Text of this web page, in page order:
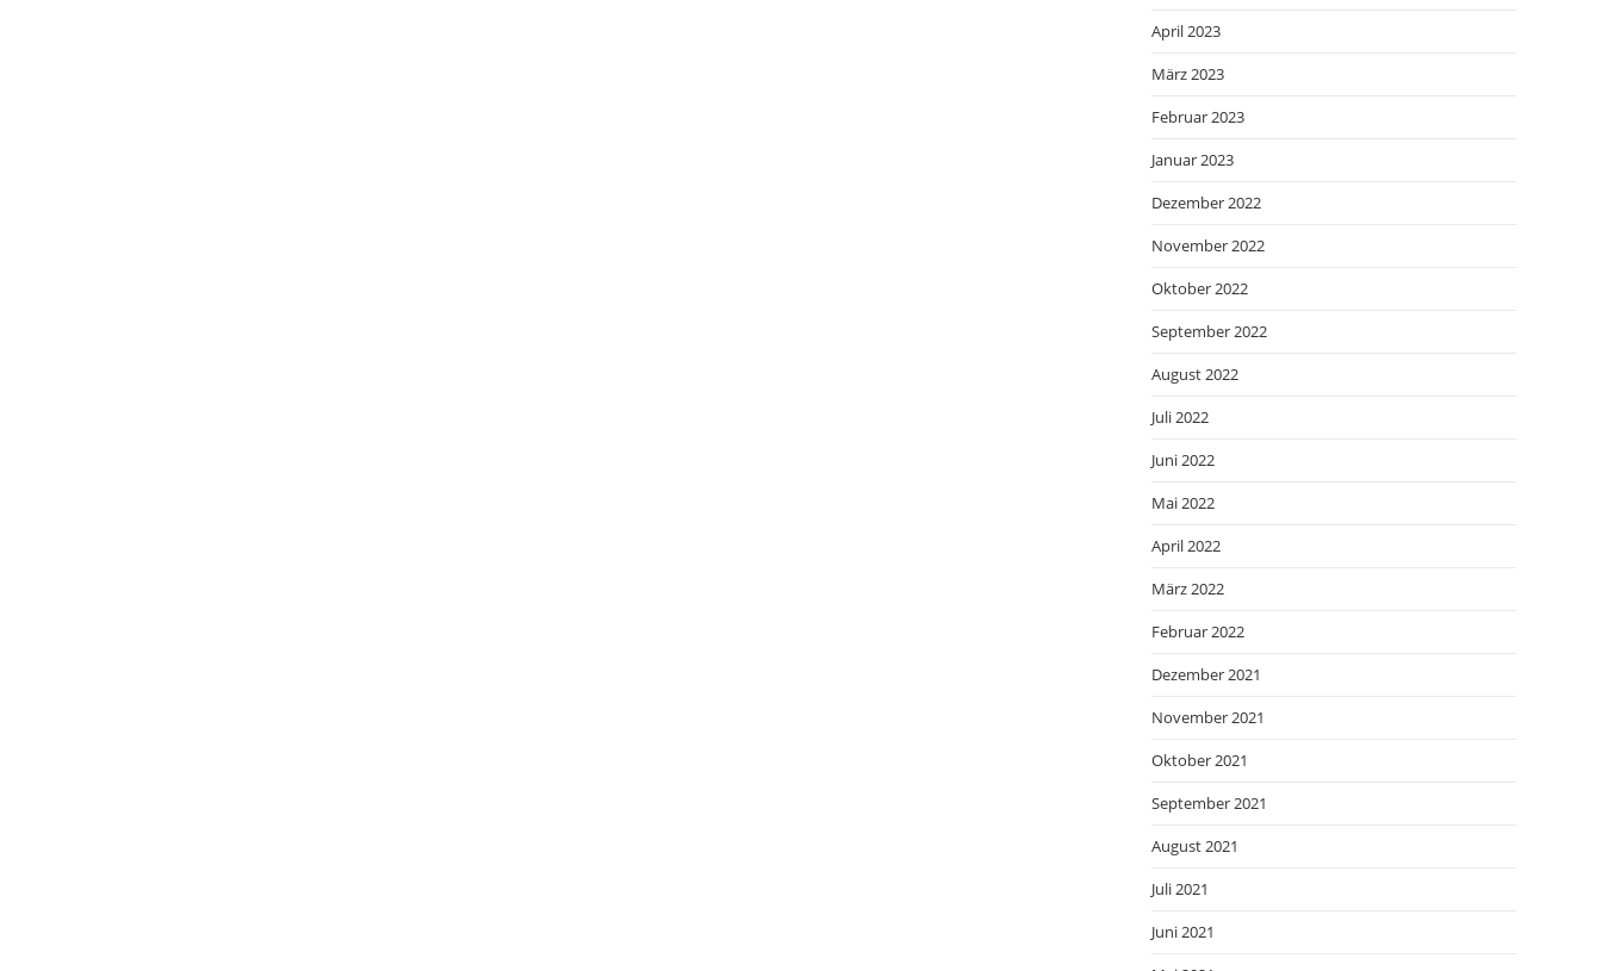
April 2023
März 2023
Februar 2023
Januar 2023
Dezember 2022
November 2022
Oktober 2022
September 2022
August 2022
Juli 2022
Juni 2022
Mai 2022
April 2022
März 2022
Februar 2022
Dezember 2021
November 2021
Oktober 2021
September 2021
August 2021
Juli 2021
Juni 2021